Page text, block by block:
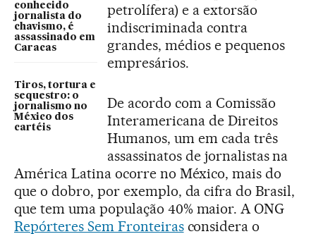
conhecido
jornalista do
chavismo, é
assassinado em
Caracas
Tiros, tortura e
sequestro: o
jornalismo no
México dos
cartéis
petrolífera) e a extorsão
indiscriminada contra
grandes, médios e pequenos
empresários.
De acordo com a Comissão
Interamericana de Direitos
Humanos, um em cada três
assassinatos de jornalistas na
América Latina ocorre no México, mais do
que o dobro, por exemplo, da cifra do Brasil,
que tem uma população 40% maior. A ONG
Repórteres Sem Fronteirasconsidera o